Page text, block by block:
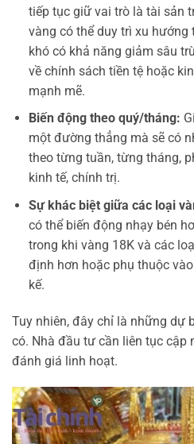
tiếp tục giữ vai trò là tài sản
vàng có thể duy trì xu hướng
khó có khả năng giảm sâu
về chính sách tiền tệ hoặc
mạnh mẽ.
Biến động theo quý/tháng:
một đường thẳng mà sẽ có
theo từng tuần, từng tháng,
kinh tế, chính trị.
Sự khác biệt giữa các loại
có thể biến động nhạy bén
trong khi vàng 18K và các
định hơn hoặc phụ thuộc
kế.
Tuy nhiên, đây chỉ là những dự
có. Nhà đầu tư cần liên tục cập
đánh giá linh hoạt.